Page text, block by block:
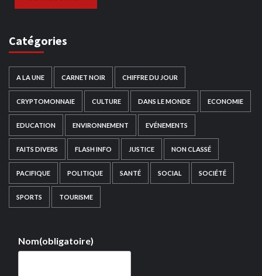
Catégories
A LA UNE CARNET NOIR CHIFFRE DU JOUR
CRYPTOMONNAIE CULTURE DANS LE MONDE ECONOMIE
EDUCATION ENVIRONNEMENT EVÉNEMENTS
FAITS DIVERS FLASH INFO JUSTICE NON CLASSÉ
PACIFIQUE POLITIQUE SANTÉ SOCIAL SOCIÉTÉ
SPORTS TOURISME
Nom(obligatoire)